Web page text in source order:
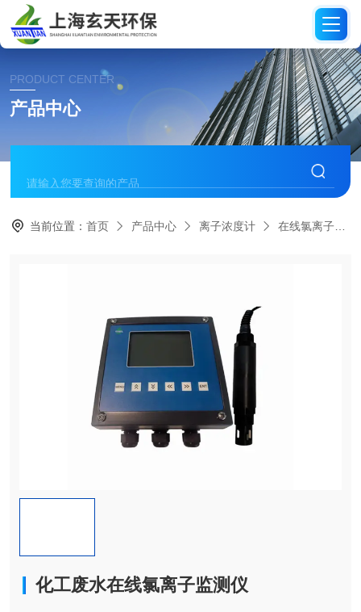
PRODUCT CENTER
产品中心
当前位置：首页 产品中心 离子浓度计 在线氯离子检测仪
化工废水在线氯离子监测仪